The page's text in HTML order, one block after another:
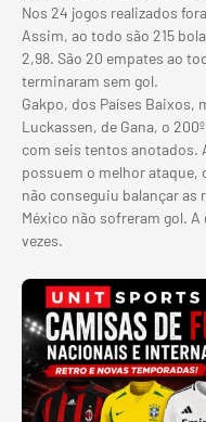
Nos 24 jogos realizados
Assim, ao todo são 215
2,98. São 20 empates ao
terminaram sem gol.
Gakpo, dos Países Baixos,
Luckassen, de Gana, o
com seis tentos anotados.
possuem o melhor ataque,
não conseguiu balançar as
México não sofreram gol. A
vezes.